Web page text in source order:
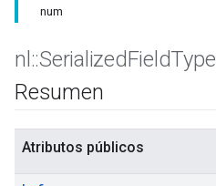
num
nl ::SerializedFieldType
Resumen
Atributos públicos